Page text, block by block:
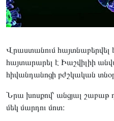
Վրաստանում հայտնաբերվել
հայտարարել է Իաշվիլիի
հիվանդանոցի բժշկական
Նրա խոսքով՝ անցյալ շաբաթ
մեկ մարդու մոտ։